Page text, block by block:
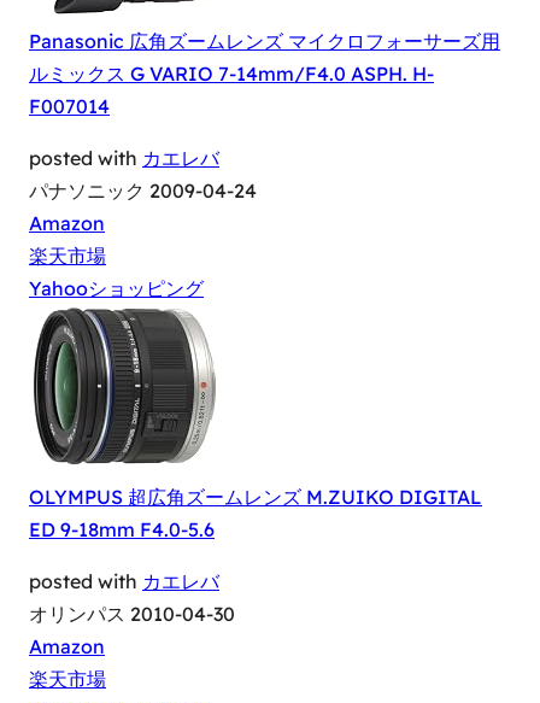
Panasonic 広角ズームレンズ マイクロフォーサーズ用
ルミックス G VARIO 7-14mm/F4.0 ASPH. H-
F007014
posted with カエレバ
パナソニック 2009-04-24
Amazon
楽天市場
Yahooショッピング
OLYMPUS 超広角ズームレンズ M.ZUIKO DIGITAL
ED 9-18mm F4.0-5.6
posted with カエレバ
オリンパス 2010-04-30
Amazon
楽天市場